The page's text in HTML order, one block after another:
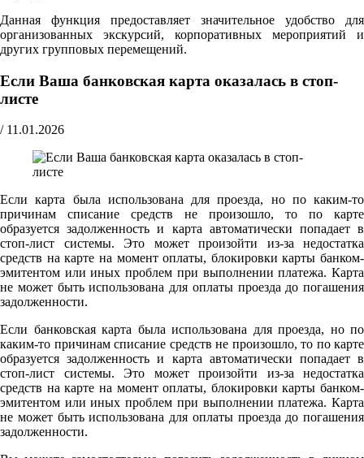
Данная функция предоставляет значительное удобство для
организованных экскурсий, корпоративных мероприятий и
других групповых перемещений.
Если Ваша банковская карта оказалась в стоп-
листе
/ 11.01.2026
Если карта была использована для проезда, но по каким-то
причинам списание средств не произошло, то по карте
образуется задолженность и карта автоматически попадает в
стоп-лист системы. Это может произойти из-за недостатка
средств на карте на момент оплаты, блокировки карты банком-
эмитентом или иных проблем при выполнении платежа. Карта
не может быть использована для оплаты проезда до погашения
задолженности.
Если банковская карта была использована для проезда, но по
каким-то причинам списание средств не произошло, то по карте
образуется задолженность и карта автоматически попадает в
стоп-лист системы. Это может произойти из-за недостатка
средств на карте на момент оплаты, блокировки карты банком-
эмитентом или иных проблем при выполнении платежа. Карта
не может быть использована для оплаты проезда до погашения
задолженности.